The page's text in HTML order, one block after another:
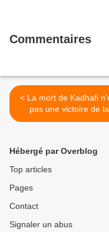
Commentaires
< La mort de Kadhafi n'est
pas une victoire de la
France!
Hébergé par Overblog
Top articles
Pages
Contact
Signaler un abus